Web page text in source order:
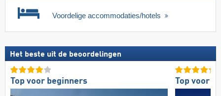
Voordelige accommodaties/hotels
Het beste uit de beoordelingen
Top voor beginners Top voor